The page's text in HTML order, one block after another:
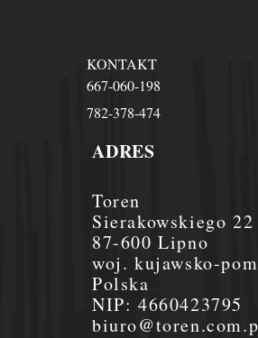
ADRES
Toren
Sierakowskiego 22
87-600 Lipno
woj. kujawsko-
Polska
NIP:4660423795
KONTAKT
667-060-198
782-378-474